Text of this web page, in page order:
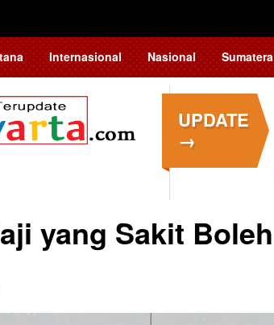
Internasional Nasional Sumatera
UPDATE
→
yang Sakit